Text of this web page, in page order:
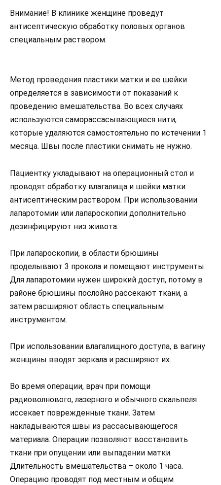
Внимание! В клинике женщине проведут
антисептическую обработку половых органов
специальным раствором.
Метод проведения пластики матки и ее шейки
определяется в зависимости от показаний к
проведению вмешательства. Во всех случаях
используются саморассасывающиеся нити,
которые удаляются самостоятельно по истечении 1
месяца. Швы после пластики снимать не нужно.
Пациентку укладывают на операционный стол и
проводят обработку влагалища и шейки матки
антисептическим раствором. При использовании
лапаротомии или лапароскопии дополнительно
дезинфицируют низ живота.
При лапароскопии, в области брюшины
проделывают 3 прокола и помещают инструменты.
Для лапаротомии нужен широкий доступ, потому в
районе брюшины послойно рассекают ткани, а
затем расширяют область специальным
инструментом.
При использовании влагалищного доступа, в вагину
женщины вводят зеркала и расширяют их.
Во время операции, врач при помощи
радиоволнового, лазерного и обычного скальпеля
иссекает поврежденные ткани. Затем
накладываются швы из рассасывающегося
материала. Операции позволяют восстановить
ткани при опущении или выпадении матки.
Длительность вмешательства – около 1 часа.
Операцию проводят под местным и общим